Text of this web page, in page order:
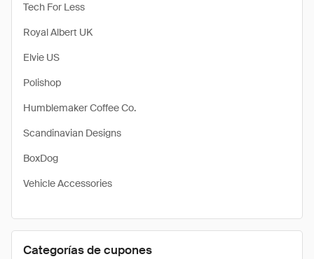
Tech For Less
Royal Albert UK
Elvie US
Polishop
Humblemaker Coffee Co.
Scandinavian Designs
BoxDog
Vehicle Accessories
Categorías de cupones